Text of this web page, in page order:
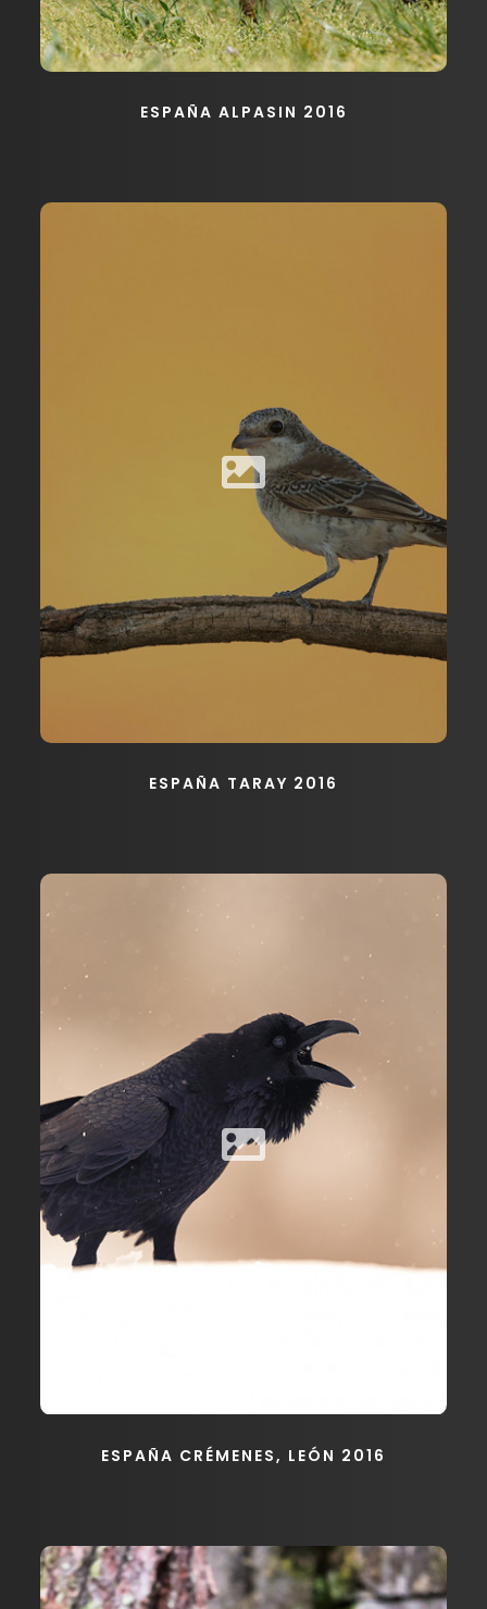
ESPAÑA ALPASIN 2016
ESPAÑA TARAY 2016
ESPAÑA CRÉMENES, LEÓN 2016